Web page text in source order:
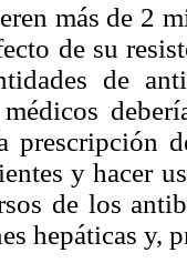
más de 2
de su
de
prescripción
y hacer
de los
hepáticas y,